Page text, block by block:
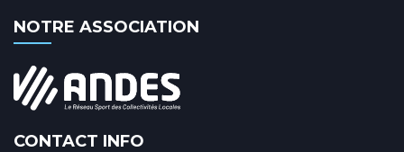
NOTRE ASSOCIATION
CONTACT INFO